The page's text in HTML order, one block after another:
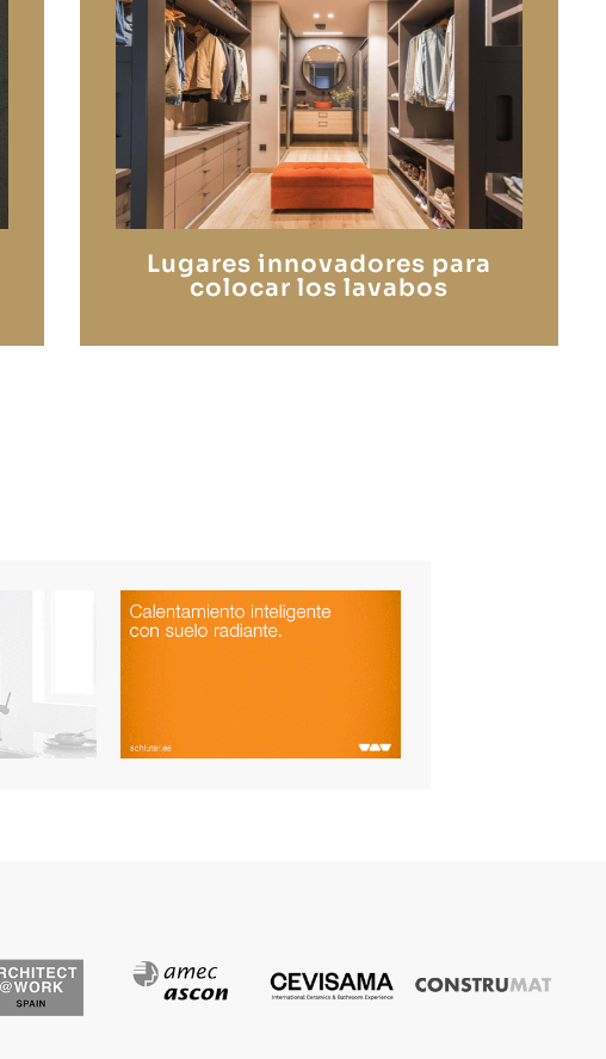
Lugares innovadores para
colocar los lavabos